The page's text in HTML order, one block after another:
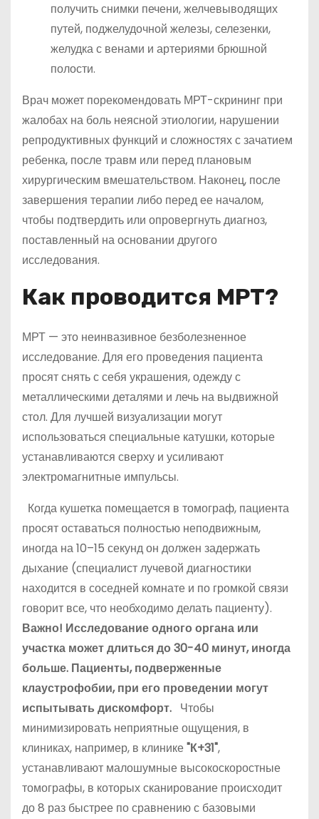
получить снимки печени, желчевыводящих
путей, поджелудочной железы, селезенки,
желудка с венами и артериями брюшной
полости.
Врач может порекомендовать МРТ-скрининг при
жалобах на боль неясной этиологии, нарушении
репродуктивных функций и сложностях с зачатием
ребенка, после травм или перед плановым
хирургическим вмешательством. Наконец, после
завершения терапии либо перед ее началом,
чтобы подтвердить или опровергнуть диагноз,
поставленный на основании другого
исследования.
Как проводится МРТ?
МРТ — это неинвазивное безболезненное
исследование. Для его проведения пациента
просят снять с себя украшения, одежду с
металлическими деталями и лечь на выдвижной
стол. Для лучшей визуализации могут
использоваться специальные катушки, которые
устанавливаются сверху и усиливают
электромагнитные импульсы.
Когда кушетка помещается в томограф, пациента
просят оставаться полностью неподвижным,
иногда на 10–15 секунд он должен задержать
дыхание (специалист лучевой диагностики
находится в соседней комнате и по громкой связи
говорит все, что необходимо делать пациенту).
Важно! Исследование одного органа или
участка может длиться до 30-40 минут, иногда
больше. Пациенты, подверженные
клаустрофобии, при его проведении могут
испытывать дискомфорт. Чтобы
минимизировать неприятные ощущения, в
клиниках, например, в клинике"К+31",
устанавливают малошумные высокоскоростные
томографы, в которых сканирование происходит
до 8 раз быстрее по сравнению с базовыми